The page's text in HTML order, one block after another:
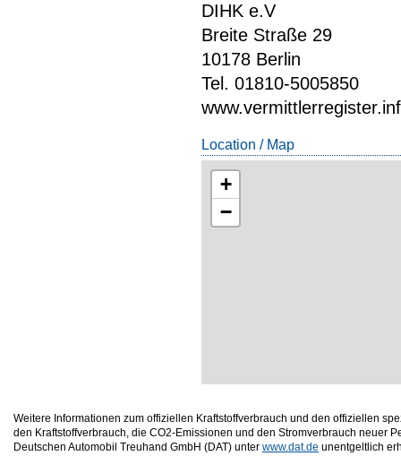
DIHK e.V
Breite Straße 29
10178 Berlin
Tel. 01810-5005850
Location / Map
+
−
Weitere Informationen zum offiziellen Kraftstoffverbrauch und den offiziellen
den Kraftstoffverbrauch, die CO2-Emissionen und den Stromverbrauch neuer
Deutschen Automobil Treuhand GmbH (DAT) unter www.dat.de unentgeltlich